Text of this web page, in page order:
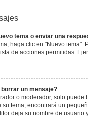
tema o enviar una
haga clic en "Nuevo
de acciones permitidas.
borrar un mensaje?
o moderador, solo
su tema, encontrará un
deja su nombre de